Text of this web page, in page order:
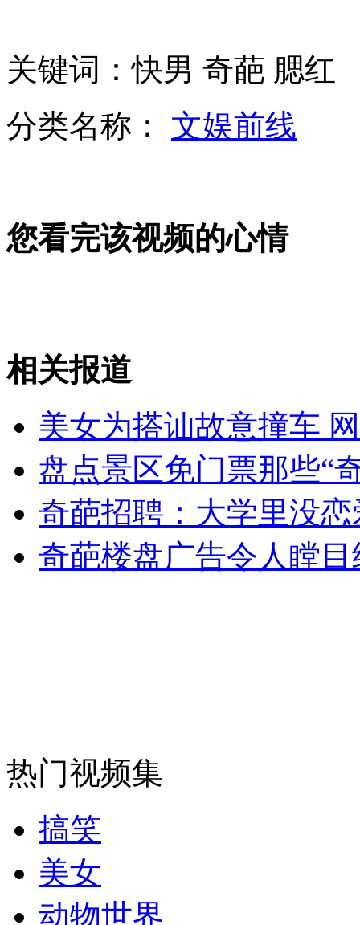
乘客拒多付10元车费被车主咬断食指
男子砸故宫玻璃致文物受损
山西运城恶犬咬伤多人 警民合力深夜将其击毙
无痛分娩是否安全 医生回应
外交部：反对强权政治霸凌主义
走！跟着总书记去植树
消防员救轻生者
关键词：快男 奇葩 腮红
分类名称： 文娱前线
您看完该视频的心情
相关报道
美女为搭讪故意撞车
盘点景区免门票那些“
奇葩招聘：大学里没
奇葩楼盘广告令人瞠目
热门视频集
搞笑
美女
动物世界